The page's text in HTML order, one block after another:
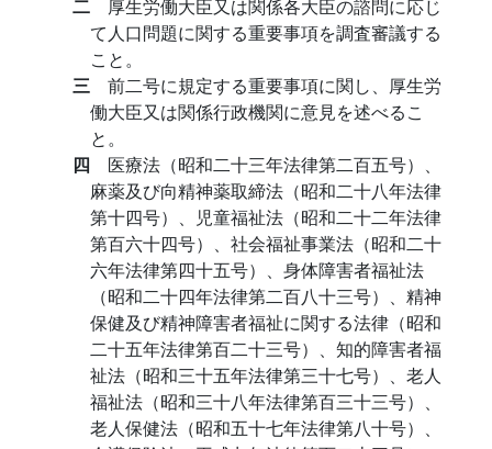
二 厚生労働大臣又は関係各大臣の諮問に応じ
て人口問題に関する重要事項を調査審議する
こと。
三 前二号に規定する重要事項に関し、厚生労
働大臣又は関係行政機関に意見を述べるこ
と。
四 医療法（昭和二十三年法律第二百五号）、
麻薬及び向精神薬取締法（昭和二十八年法律
第十四号）、児童福祉法（昭和二十二年法律
第百六十四号）、社会福祉事業法（昭和二十
六年法律第四十五号）、身体障害者福祉法
（昭和二十四年法律第二百八十三号）、精神
保健及び精神障害者福祉に関する法律（昭和
二十五年法律第百二十三号）、知的障害者福
祉法（昭和三十五年法律第三十七号）、老人
福祉法（昭和三十八年法律第百三十三号）、
老人保健法（昭和五十七年法律第八十号）、